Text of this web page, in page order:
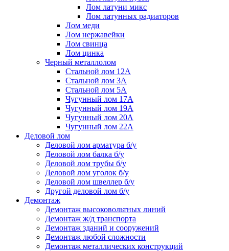
Лом латуни микс
Лом латунных радиаторов
Лом меди
Лом нержавейки
Лом свинца
Лом цинка
Черный металлолом
Стальной лом 12А
Стальной лом 3А
Стальной лом 5А
Чугунный лом 17А
Чугунный лом 19А
Чугунный лом 20А
Чугунный лом 22А
Деловой лом
Деловой лом арматура б/у
Деловой лом балка б/у
Деловой лом трубы б/у
Деловой лом уголок б/у
Деловой лом швеллер б/у
Другой деловой лом б/у
Демонтаж
Демонтаж высоковольтных линий
Демонтаж ж/д транспорта
Демонтаж зданий и сооружений
Демонтаж любой сложности
Демонтаж металлических конструкций